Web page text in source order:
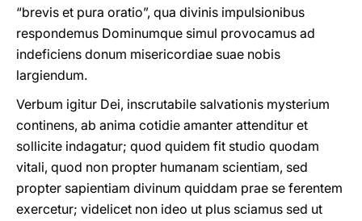
“brevis et pura oratio”, qua divinis impulsionibus
respondemus Dominumque simul provocamus ad
indeficiens donum misericordiae suae nobis
largiendum.
Verbum igitur Dei, inscrutabile salvationis mysterium
continens, ab anima cotidie amanter attenditur et
sollicite indagatur; quod quidem fit studio quodam
vitali, quod non propter humanam scientiam, sed
propter sapientiam divinum quiddam prae se ferentem
exercetur; videlicet non ideo ut plus sciamus sed ut